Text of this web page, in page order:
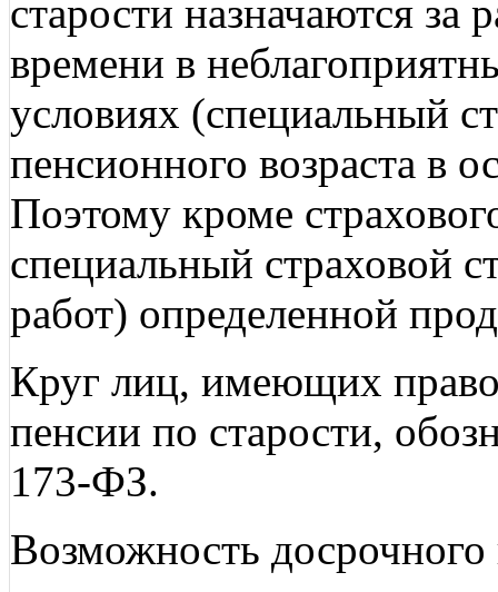
старости назначаются за
времени в
условиях (специальный
пенсионного возраста в
Поэтому кроме
специальный страховой
работ) определенной
Круг лиц, имеющих право
пенсии по старости,
173-ФЗ.
Возможность досрочного